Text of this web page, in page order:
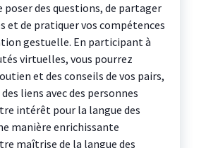
poser des questions, de partager
et de pratiquer vos compétences
gestuelle. En participant à
virtuelles, vous pourrez
et des conseils de vos pairs,
liens avec des personnes
intérêt pour la langue des
manière enrichissante
maîtrise de la langue des